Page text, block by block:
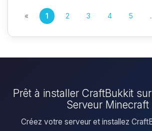
« 1 2 3 4 5
Prêt à installer CraftBukkit
Serveur Minecraft
Créez votre serveur et installez